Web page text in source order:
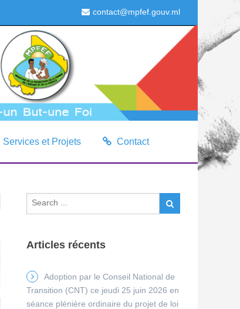
contact@mpfef.gouv.ml
Services et Projets Contact
Articles récents
Adoption par le Conseil National de
Transition (CNT) ce jeudi 25 juin 2026 en
séance plénière ordinaire du projet de loi